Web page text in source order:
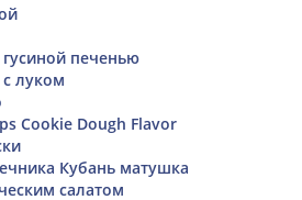
печенью
луком
Cookie Dough Flavor
Кубань матушка
салатом